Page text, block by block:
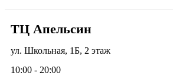
ТЦ Апельсин
ул. Школьная, 1Б, 2 этаж
10:00 - 20:00